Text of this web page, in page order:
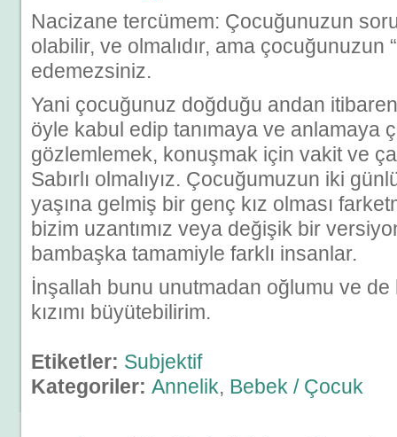
Nacizane tercümem: Çocuğunuzun
olabilir, ve olmalıdır, ama çocuğunuzun
edemezsiniz.
Yani çocuğunuz doğduğu andan
öyle kabul edip tanımaya ve anlamaya
gözlemlemek, konuşmak için vakit ve
Sabırlı olmalıyız. Çocuğumuzun iki
yaşına gelmiş bir genç kız olması
bizim uzantımız veya değişik bir
bambaşka tamamiyle farklı insanlar.
İnşallah bunu unutmadan oğlumu ve de
kızımı büyütebilirim.
Etiketler: Subjektif
Kategoriler: Annelik, Bebek / Çocuk